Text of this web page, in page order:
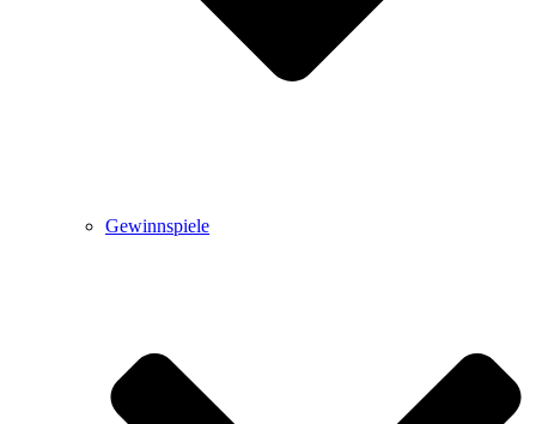
Gewinnspiele